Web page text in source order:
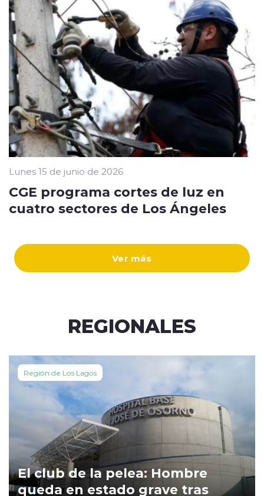
Ver más
Lunes 15 de junio de 2026
CGE programa cortes de luz en
cuatro sectores de Los Ángeles
REGIONALES
Región de Los Lagos
El club de la pelea: Hombre
queda en estado grave tras